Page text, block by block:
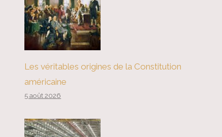
L’économie américaine sera-t-elle
le moteur de la croissance
mondiale cette année ?
Les véritables origines de la Constitution
américaine
5 août 2026